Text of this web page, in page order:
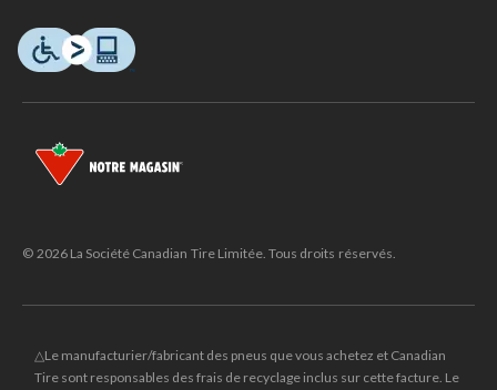
© 2026 La Société Canadian Tire Limitée. Tous droits réservés.
△Le manufacturier/fabricant des pneus que vous achetez et Canadian
Tire sont responsables des frais de recyclage inclus sur cette facture. Le